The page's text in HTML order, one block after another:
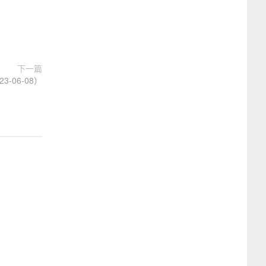
下一篇
06-08）